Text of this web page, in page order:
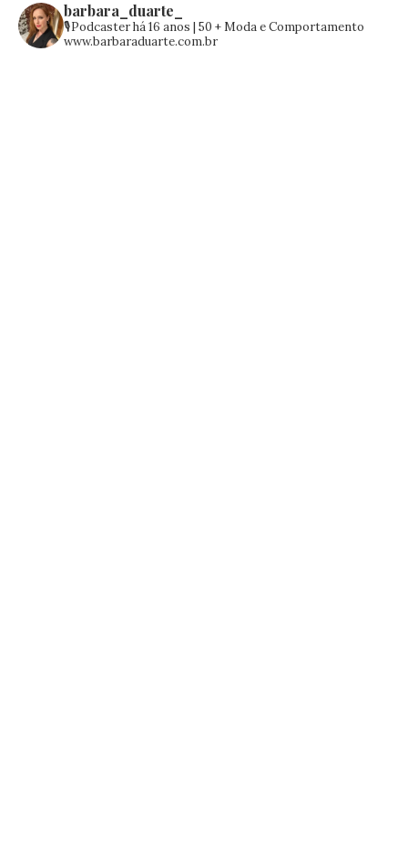
barbara_duarte_
🎙️Podcaster há 16 anos | 50 +Moda e Comportamento
www.barbaraduarte.com.br